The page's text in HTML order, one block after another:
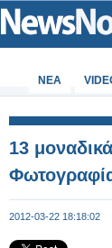
ΝΕΑ
13
2012-03-22 18:18:02